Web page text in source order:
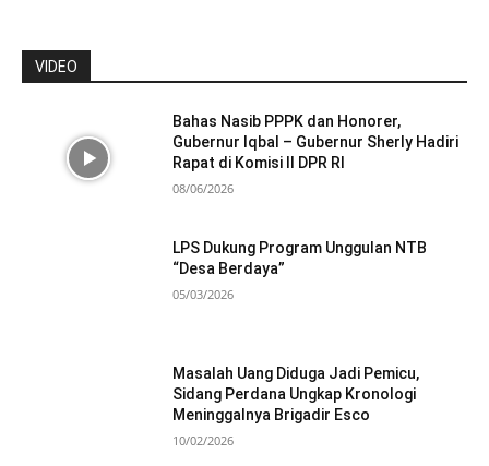
VIDEO
Bahas Nasib PPPK dan Honorer,
Gubernur Iqbal – Gubernur Sherly Hadiri
Rapat di Komisi II DPR RI
08/06/2026
LPS Dukung Program Unggulan NTB
“Desa Berdaya”
05/03/2026
Masalah Uang Diduga Jadi Pemicu,
Sidang Perdana Ungkap Kronologi
Meninggalnya Brigadir Esco
10/02/2026